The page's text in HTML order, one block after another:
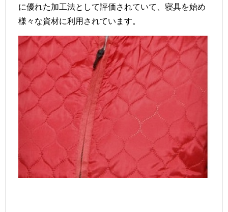
に優れた加工法として評価されていて、寝具を始め
様々な資材に利用されています。